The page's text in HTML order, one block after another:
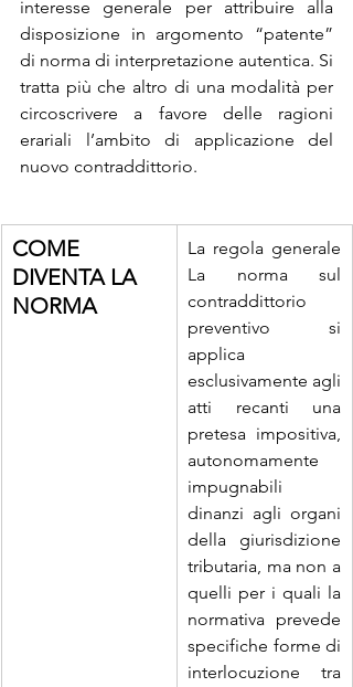
interesse generale per attribuire alla
disposizione in argomento “patente”
di norma di interpretazione autentica. Si
tratta più che altro di una modalità per
circoscrivere a favore delle ragioni
erariali l’ambito di applicazione del
nuovo contraddittorio.
COME
DIVENTA LA
NORMA
La regola generale
La norma sul
contraddittorio
preventivo si
applica
esclusivamente agli
atti recanti una
pretesa impositiva,
autonomamente
impugnabili
dinanzi agli organi
della giurisdizione
tributaria, ma non a
quelli per i quali la
normativa prevede
specifiche forme di
interlocuzione tra